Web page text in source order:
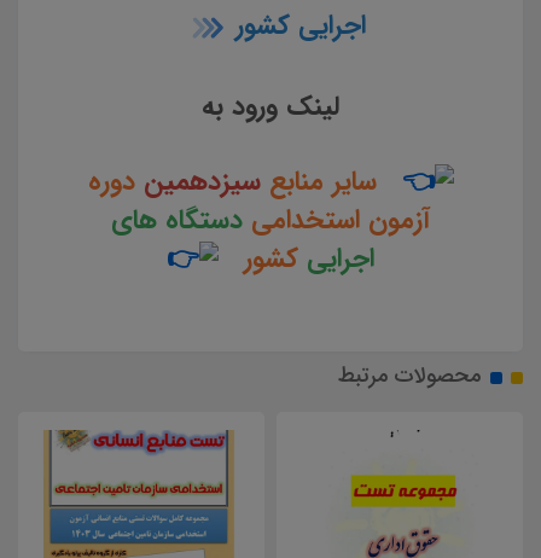
اجرایی کشور
لینک ورود به
سایر منابعسیزدهمیندوره
آزمون استخدامی دستگاه های
اجرایی کشور
محصولات مرتبط